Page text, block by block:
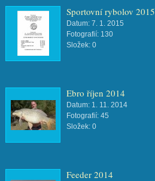
Sportovní rybolov 2015
Datum: 7. 1. 2015
Fotografií: 130
Složek: 0
Ebro říjen 2014
Datum: 1. 11. 2014
Fotografií: 45
Složek: 0
Feeder 2014